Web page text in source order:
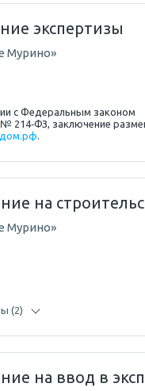
экспертизы
Мурино»
с Федеральным законом
№ 214‐ФЗ, заключение
.
А.М.
на
Мурино»
(2)
А.М.
на ввод в